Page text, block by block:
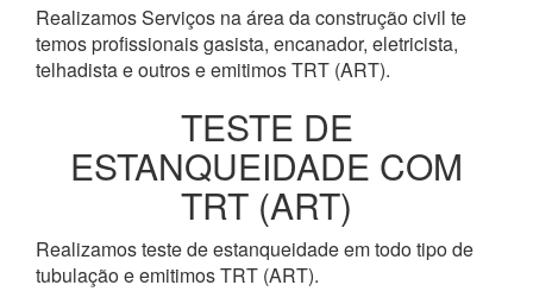
Realizamos Serviços na área da construção civil te
temos profissionais gasista, encanador, eletricista,
telhadista e outros e emitimos TRT (ART).
TESTE DE
ESTANQUEIDADE COM
TRT (ART)
Realizamos teste de estanqueidade em todo tipo de
tubulação e emitimos TRT (ART).